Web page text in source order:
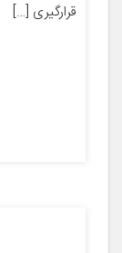
قرارگیری […]